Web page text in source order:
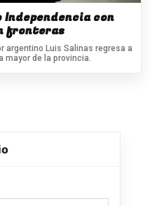
con
fronteras
argentino Luis Salinas regresa a
mayor de la provincia.